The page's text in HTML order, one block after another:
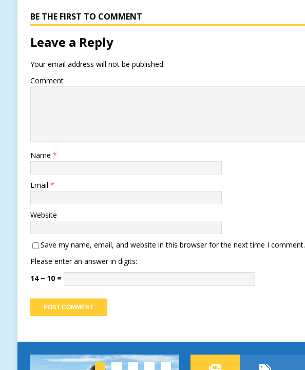
BE THE FIRST TO COMMENT
Leave a Reply
Your email address will not be published.
Comment
Name *
Email *
Website
Save my name, email, and website in this browser for the next time I comment.
Please enter an answer in digits:
14 − 10 =